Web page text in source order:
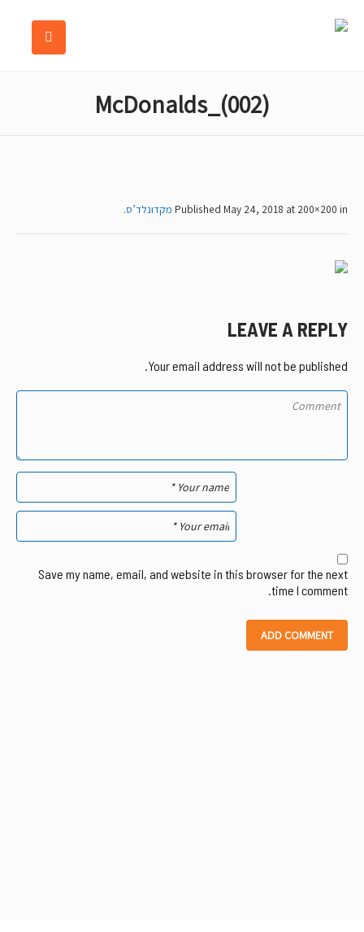
McDonalds_(002)
Published May 24, 2018 at 200×200 in מקדונלד’ס.
LEAVE A REPLY
Your email address will not be published.
Save my name, email, and website in this browser for the next
time I comment.